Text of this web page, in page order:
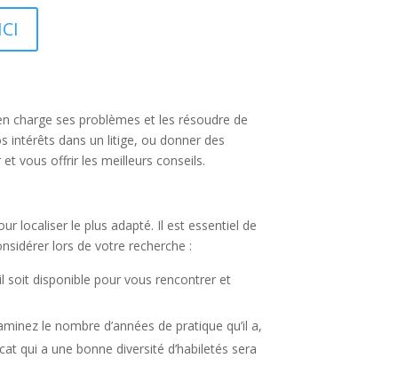
charge ses problèmes et les résoudre de
intérêts dans un litige, ou donner des
vous offrir les meilleurs conseils.
localiser le plus adapté. Il est essentiel de
lors de votre recherche :
soit disponible pour vous rencontrer et
le nombre d’années de pratique qu’il a,
qui a une bonne diversité d’habiletés sera